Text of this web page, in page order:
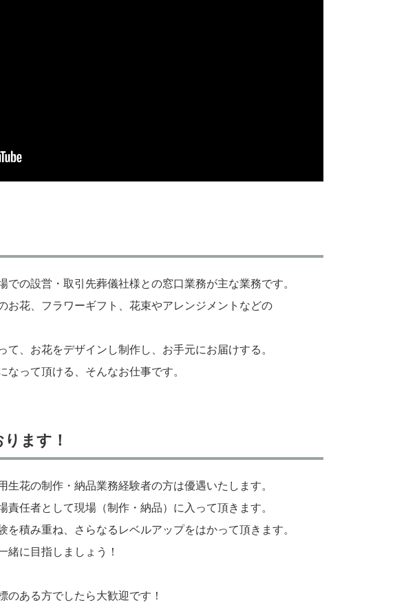
での設営・取引先葬儀社様との窓口業務が主な業務です。
お花、フラワーギフト、花束やアレンジメントなどの
て、お花をデザインし制作し、お手元にお届けする。
って頂ける、そんなお仕事です。
ます！
生花の制作・納品業務経験者の方は優遇いたします。
任者として現場（制作・納品）に入って頂きます。
を積み重ね、さらなるレベルアップをはかって頂きます。
緒に目指しましょう！
のある方でしたら大歓迎です！